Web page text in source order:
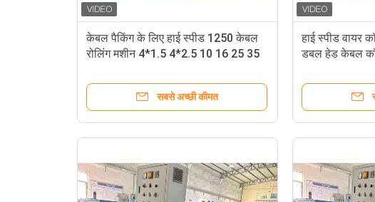
केबल पैकिंग के लिए हाई स्पीड 1250 केबल
रोलिंग मशीन 4*1.5 4*2.5 10 16 25 35
सबसे अच्छी कीमत
हाई स्पीड वायर
डबल हेड केबल